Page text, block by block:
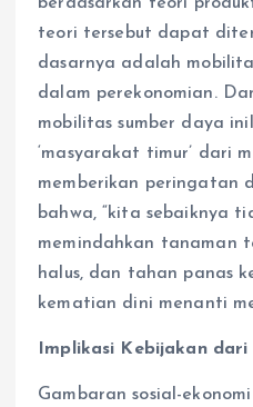
berdasarkan teori
teori tersebut dapat
dasarnya adalah
dalam perekonomian.
mobilitas sumber daya
‘masyarakat timur’ dari
memberikan peringatan
bahwa, “kita sebaiknya
memindahkan tanaman
halus, dan tahan panas
kematian dini menanti
Implikasi Kebijakan dari
Gambaran sosial-